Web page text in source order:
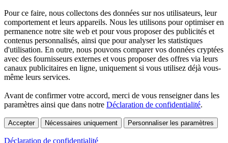
Pour ce faire, nous collectons des données sur nos utilisateurs, leur
comportement et leurs appareils. Nous les utilisons pour optimiser en
permanence notre site web et pour vous proposer des publicités et
contenus personnalisés, ainsi que pour analyser les statistiques
d'utilisation. En outre, nous pouvons comparer vos données cryptées
avec des fournisseurs externes et vous proposer des offres via leurs
canaux publicitaires en ligne, uniquement si vous utilisez déjà vous-
même leurs services.
Avant de confirmer votre accord, merci de vous renseigner dans les
paramètres ainsi que dans notre Déclaration de confidentialité.
Accepter Nécessaires uniquement Personnaliser les paramètres
Déclaration de confidentialité